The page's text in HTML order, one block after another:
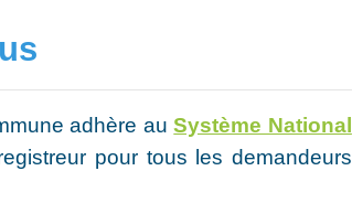
adhère auSystème National
pour tous les demandeurs